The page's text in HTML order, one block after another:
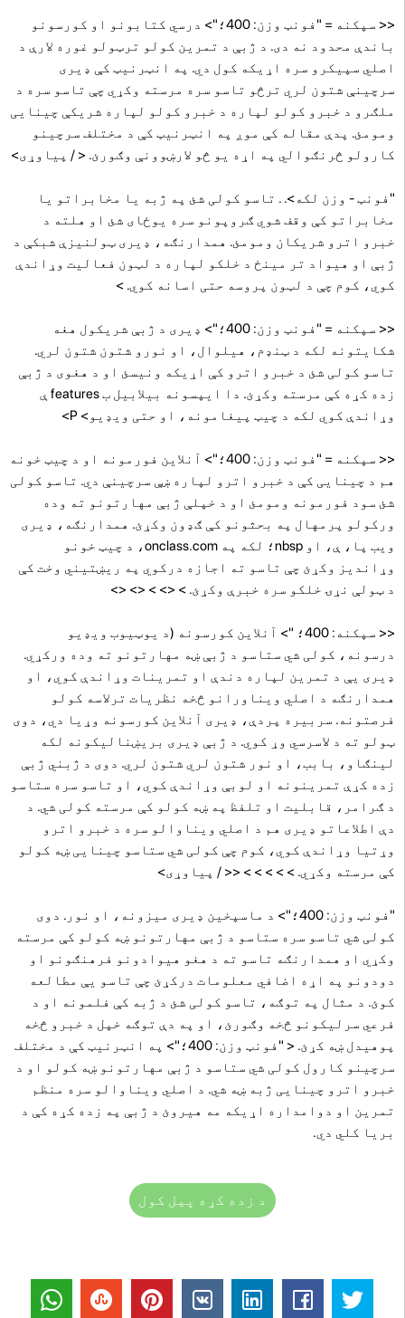
<< سپکنه = "فونټ وزن: 400؛"> درسي کتابونو او کورسونو
باندې محدود نه دی. د ژبې د تمرین کولو ترټولو غوره لارې د
اصلي سپیکرو سره اړیکه کول دي. په انټرنیټ کې ډیری
سرچینې شتون لري ترڅو تاسو سره مرسته وکړي چې تاسو سره د
ملګرو د خبرو کولو لپاره د خبرو کولو لپاره شریکې چینایی
ومومئ. پدې مقاله کې موږ په انټرنیټ کې د مختلف سرچینو
کارولو څرنګوالي په اړه یو څو لارښوونې وګورئ. < / پیاوړی>
"فونټ - وزن لکه>. . تاسو کولی شئ په ژبه یا مخابراتو یا
مخابراتو کې وقف شوي ګروپونو سره یوځای شئ او هلته د
خبرو اترو شریکان ومومئ. همدارنګه، ډیری ټولنیزې شبکې د
ژبې او هیواد تر مینځ د خلکو لپاره د لټون فعالیت وړاندې
کوي، کوم چې د لټون پروسه حتی اسانه کوي. >
<< سپکنه = "فونټ وزن: 400؛"> ډیری د ژبې شریکول هغه
شکایتونه لکه د ټنډم، هیلوال، او نورو شتون شتون لري.
تاسو کولی شئ د خبرو اترو کې اړیکه ونیسئ او د هغوی د ژبې
زده کړه کې مرسته وکړئ. دا ایپسونه بیلابیل ب features ې
وړاندې کوي لکه د چیټ پیغامونه، او حتی ویډیو> P>
<< سپکنه = "فونټ وزن: 400؛"> آنلاین فورمونه او د چیټ خونه
هم د چینایی کې د خبرو اترو لپاره ښې سرچینې دي. تاسو کولی
شئ سود فورمونه ومومئ او د خپلې ژبې مهارتونو ته وده
ورکولو پرمهال په بحثونو کې ګډون وکړئ. همدارنګه، ډیری
ویب پا، ې، او nbsp؛ لکه په onclass.com، د چیټ خونو
وړاندیز وکړئ چې تاسو ته اجازه درکوي په ریښتیني وخت کې
د ټولې نړۍ خلکو سره خبرې وکړئ. > <> > <> <>
<< سپکنه: 400؛ "> آنلاین کورسونه (د یوټیوب ویډیو
درسونه، کولی شي ستاسو د ژبې ښه مهارتونو ته وده ورکړي.
ډیری یې د تمرین لپاره دندې او تمرینات وړاندې کوي، او
همدارنګه د اصلي ویناورانو څخه نظریات ترلاسه کولو
فرصتونه. سربیره پردې، ډیری آنلاین کورسونه وړیا دي، دوی
ټولو ته د لاسرسي وړ کوي. د ژبې ډیری بریښنالیکونه لکه
لینګاو، بابب، او نور شتون لري شتون لري. دوی د ژبني ژبې
زده کړې تمرینونه او لوبې وړاندې کوي، او تاسو سره ستاسو
د ګرامر، قابلیت او تلفظ په ښه کولو کې مرسته کولی شي. د
دې اطلاعاتو ډیری هم د اصلي ویناوالو سره د خبرو اترو
وړتیا وړاندې کوي، کوم چې کولی شي ستاسو چینایی ښه کولو
کې مرسته وکړي. > > > > > << / پیاوړی>
"فونټ وزن: 400؛"> د ماسپخین ډیری میزونه، او نور. دوی
کولی شي تاسو سره ستاسو د ژبې مهارتونو ښه کولو کې مرسته
وکړي او همدارنګه تاسو ته د هغو هیوادونو فرهنګونو او
دودونو په اړه اضافي معلومات درکړئ چې تاسو یې مطالعه
کوئ. د مثال په توګه، تاسو کولی شئ د ژبه کې فلمونه او د
فرعي سرلیکونو څخه وګورئ، او په دې توګه خپل د خبرو څخه
پوهیدل ښه کړئ. < "فونټ وزن: 400؛"> په انټرنیټ کې د مختلف
سرچینو کارول کولی شي ستاسو د ژبې مهارتونو ښه کولو او د
خبرو اترو چینایی ژبه ښه شي. د اصلي ویناوالو سره منظم
تمرین او دوامداره اړیکه مه هیروئ د ژبې په زده کړه کې د
بریا کلي دي.
د زده کړه پیل کول